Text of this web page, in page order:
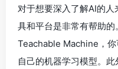
对于想要深入了解AI的
具和平台是非常有帮助的
Teachable Machine，你
自己的机器学习模型。